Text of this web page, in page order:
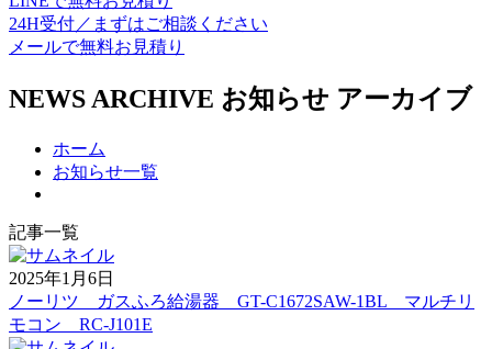
24H受付／ まずはご相談ください
メールで無料お見積り
NEWS ARCHIVE お知らせ アーカイブ
ホーム
お知らせ一覧
記事一覧
2025年1月6日
ノーリツ ガスふろ給湯器 GT-C1672SAW-1BL マルチリ
モコン RC-J101E